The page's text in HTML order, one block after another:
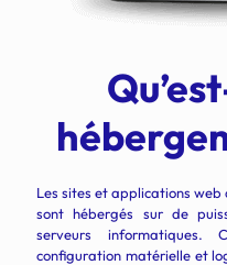
Les sites et applications
sont hébergés sur de
serveurs informatiques.
configuration matérielle et